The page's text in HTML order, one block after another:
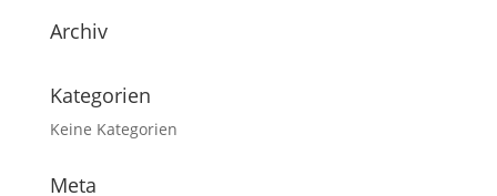
Archiv
Kategorien
Keine Kategorien
Meta